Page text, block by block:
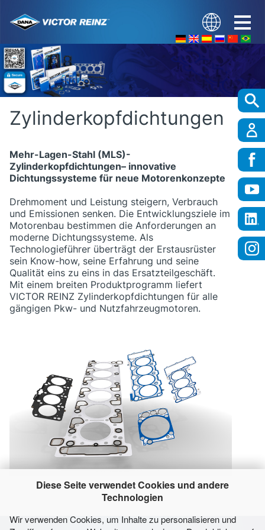
Diese Seite verwendet Cookies und andere
Technologien
Wir verwenden Cookies, um Inhalte zu personalisieren und
Zylinderkopfdichtungen
Mehr-Lagen-Stahl (MLS)-
Zylinderkopfdichtungen– innovative
Dichtungssysteme für neue Motorenkonzepte
Drehmoment und Leistung steigern, Verbrauch
und Emissionen senken. Die Entwicklungsziele im
Motorenbau bestimmen die Anforderungen an
moderne Dichtungssysteme. Als
Technologieführer überträgt der Erstausrüster
sein Know-how, seine Erfahrung und seine
Qualität eins zu eins in das Ersatzteilgeschäft.
Mit einem breiten Produktprogramm liefert
VICTOR REINZ Zylinderkopfdichtungen für alle
gängigen Pkw- und Nutzfahrzeugmotoren.